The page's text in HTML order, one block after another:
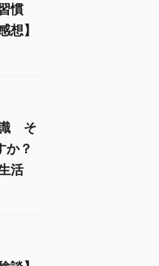
慣
想】
識 そ
？
活